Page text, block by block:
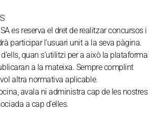
es reserva el dret de realitzar concursos i
participar l’usuari unit a la seva pàgina.
quan s’utilitzi per a això la plataforma
a la mateixa. Sempre complint
altra normativa aplicable.
avala ni administra cap de les nostres
a cap d’elles.